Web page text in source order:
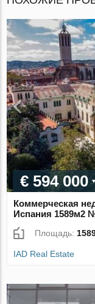
€ 594 000
Коммерческая
Испания 1589м2
Площадь:
IAD Real Estate